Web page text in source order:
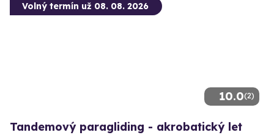
10.0(2)
Volný termín už 08. 08. 2026
Tandemový paragliding - akrobatický let